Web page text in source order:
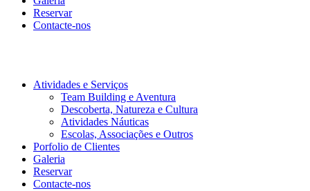
Reservar
Contacte-nos
Atividades e Serviços
Team Building e Aventura
Descoberta, Natureza e Cultura
Atividades Náuticas
Escolas, Associações e Outros
Porfolio de Clientes
Galeria
Reservar
Contacte-nos